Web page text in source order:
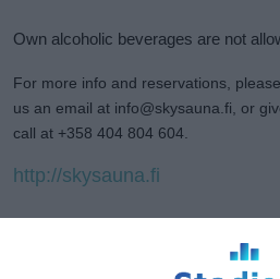
Own alcoholic beverages are not
For more info and reservations,
us an email at info@skysauna.fi, or
call at +358 404 804 604.
http://skysauna.fi
Kopioi tämän sivun linkki /